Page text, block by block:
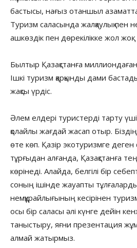
бастысы, нағыз отаншыл
Туризм саласында жалқаулық пен
ашкөздік пен дөрекілікке жол жоқ.
Былтыр Қазақстанға
Ішкі туризм қарқынды дами
жақсы үрдіс.
Әлем елдері туристерді тарту
қолайлы жағдай жасап отыр.
өте көп. Қазір экотуризмге
тұрғыдан алғанда, Қазақстанға тең
көрінеді. Алайда, белгілі бір
соның ішінде жауапты тұлғалардың
немқұрайлығының кесірінен
осы бір саласы әлі күнге дейін
таныстыру, яғни презентация
алмай жатырмыз.